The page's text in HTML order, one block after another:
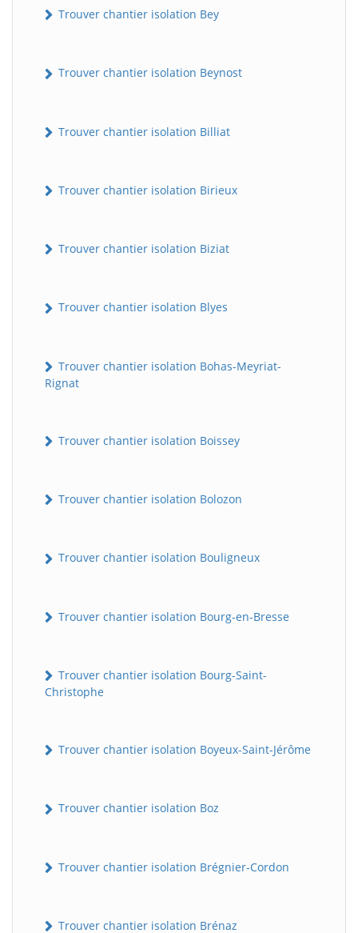
Trouver chantier isolation Bey
Trouver chantier isolation Beynost
Trouver chantier isolation Billiat
Trouver chantier isolation Birieux
Trouver chantier isolation Biziat
Trouver chantier isolation Blyes
Trouver chantier isolation Bohas-Meyriat-
Rignat
Trouver chantier isolation Boissey
Trouver chantier isolation Bolozon
Trouver chantier isolation Bouligneux
Trouver chantier isolation Bourg-en-Bresse
Trouver chantier isolation Bourg-Saint-
Christophe
Trouver chantier isolation Boyeux-Saint-Jérôme
Trouver chantier isolation Boz
Trouver chantier isolation Brégnier-Cordon
Trouver chantier isolation Brénaz